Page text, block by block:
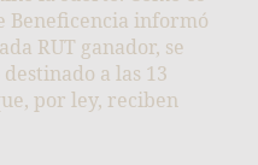
Beneficencia informó
RUT ganador, se
a las 13
por ley, reciben